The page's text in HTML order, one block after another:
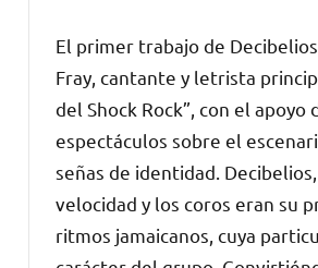
El primer trabajo de
Fray, cantante y letrista
del Shock Rock”, con el
espectáculos sobre el
señas de identidad.
velocidad y los coros eran su
ritmos jamaicanos, cuya